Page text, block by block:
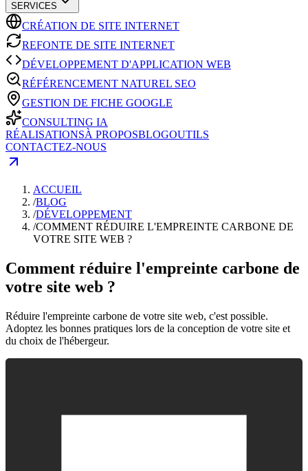
SERVICES
CRÉATION DE SITE INTERNET
REFONTE DE SITE INTERNET
DÉVELOPPEMENT D'APPLICATION WEB
RÉFÉRENCEMENT NATUREL SEO
GESTION DE FICHE GOOGLE
CONSULTING IA
RÉALISATIONSÀ PROPOSBLOGOUTILS
CONTACTEZ-NOUS
ACCUEIL
/BLOG
/DÉVELOPPEMENT
/COMMENT RÉDUIRE L'EMPREINTE CARBONE DE
VOTRE SITE WEB ?
Comment réduire l'empreinte carbone de
votre site web ?
Réduire l'empreinte carbone de votre site web, c'est possible.
Adoptez les bonnes pratiques lors de la conception de votre site et
du choix de l'hébergeur.